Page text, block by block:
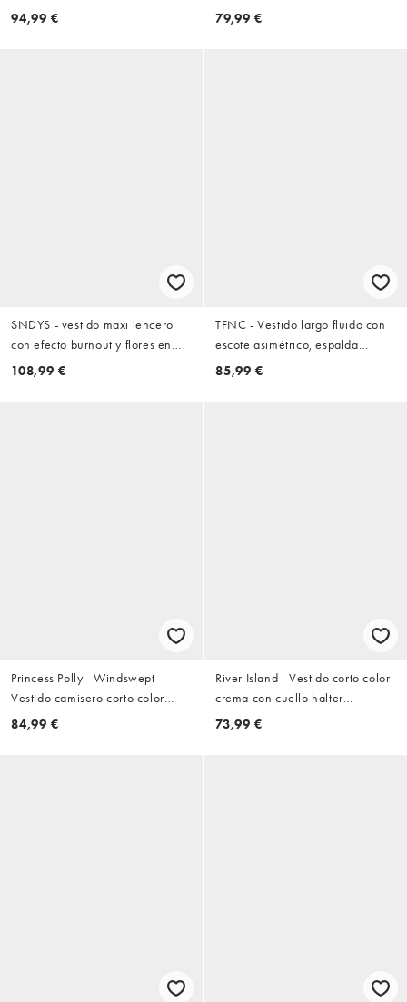
cuadrado y volante fruncido en
94,99 €
en blanco
79,99 €
SNDYS - vestido maxi lencero
con efecto burnout y flores en
crema
108,99 €
TFNC - Vestido largo fluido con
escote asimétrico, espalda
abierta y detalle de lazada en
85,99 €
Princess Polly - Windswept -
Vestido camisero corto color
crema a rayas con botones y
84,99 €
River Island - Vestido corto color
crema con cuello halter
desbocado de lentejuelas
73,99 €